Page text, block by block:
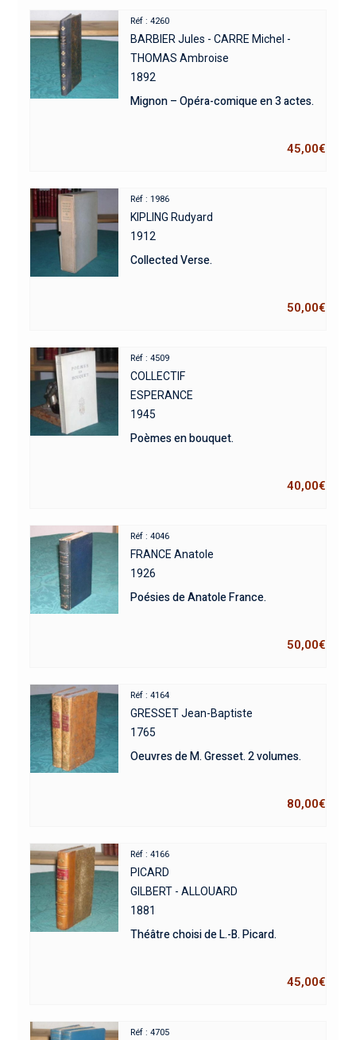
Réf : 4260
BARBIER Jules - CARRE Michel -
THOMAS Ambroise
1892
Mignon – Opéra-comique en 3 actes.
45,00€
Réf : 1986
KIPLING Rudyard
1912
Collected Verse.
50,00€
Réf : 4509
COLLECTIF
ESPERANCE
1945
Poèmes en bouquet.
40,00€
Réf : 4046
FRANCE Anatole
1926
Poésies de Anatole France.
50,00€
Réf : 4164
GRESSET Jean-Baptiste
1765
Oeuvres de M. Gresset. 2 volumes.
80,00€
Réf : 4166
PICARD
GILBERT - ALLOUARD
1881
Théâtre choisi de L.-B. Picard.
45,00€
Réf : 4705